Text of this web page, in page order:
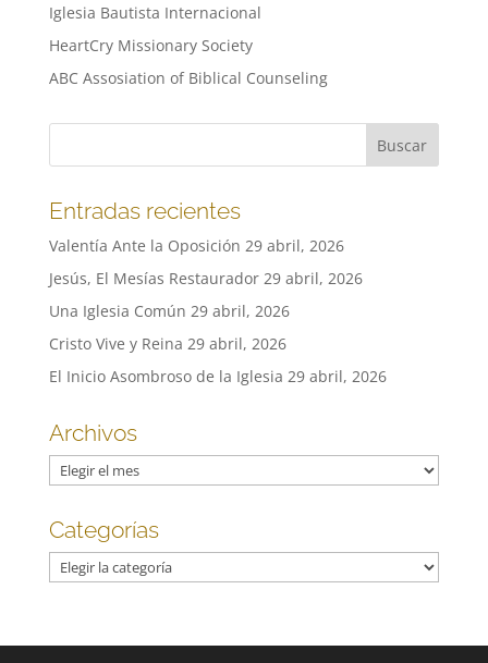
Iglesia Bautista Internacional
HeartCry Missionary Society
ABC Assosiation of Biblical Counseling
Entradas recientes
Valentía Ante la Oposición 29 abril, 2026
Jesús, El Mesías Restaurador 29 abril, 2026
Una Iglesia Común 29 abril, 2026
Cristo Vive y Reina 29 abril, 2026
El Inicio Asombroso de la Iglesia 29 abril, 2026
Archivos
Archivos
Categorías
Categorías